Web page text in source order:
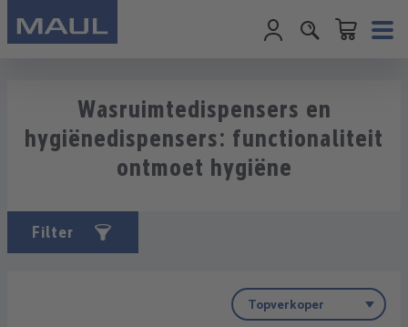
Wasruimtedispensers en
hygiënedispensers: functionaliteit
ontmoet hygiëne
Filter